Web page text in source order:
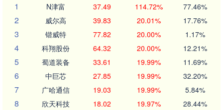
1
N津富 37.49 114.72% 77.46%
2 威尔高 39.83 20.01% 17.76%
3 锴威特 77.82 20.00% 1.17%
4 科翔股份 64.32 20.00% 12.21%
5 蜀道装备 33.61 19.99% 11.69%
6 中巨芯 27.85 19.99% 32.20%
7 广哈通信 19.03 19.99% 5.84%
8 欣天科技 18.02 19.97% 28.44%